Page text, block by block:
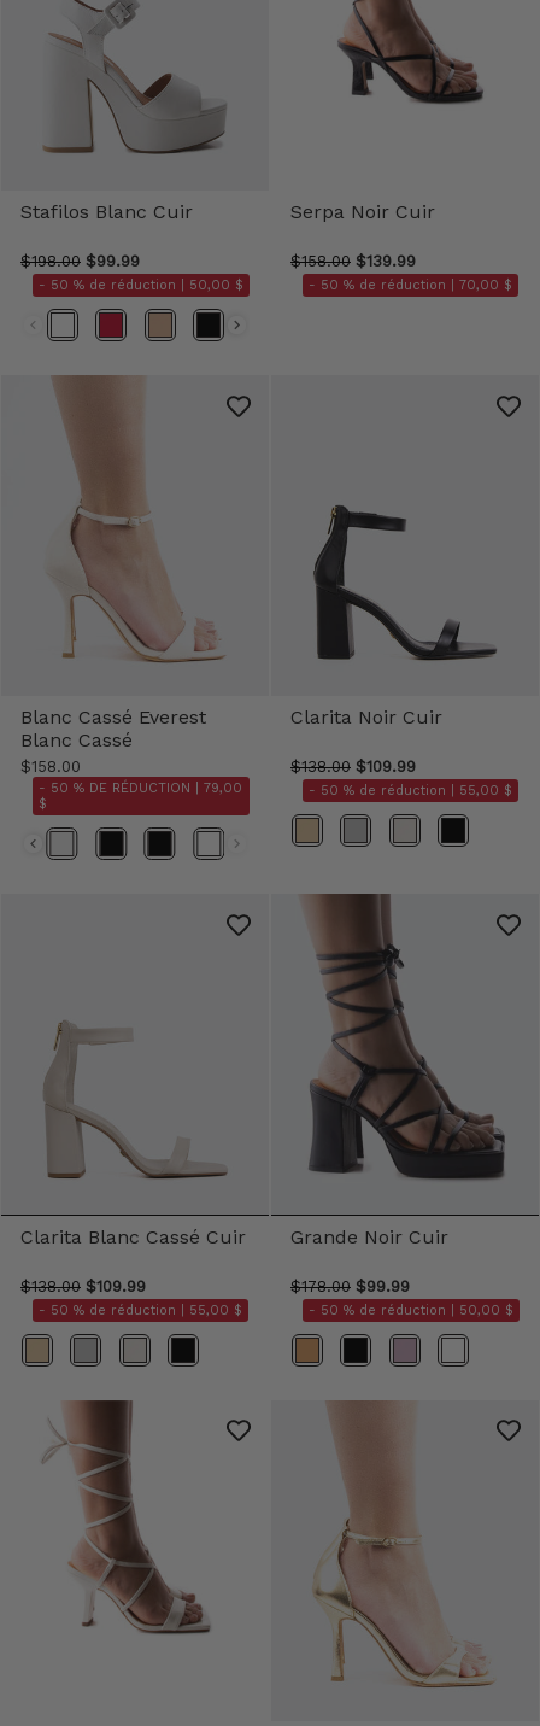
Stafilos Blanc Cuir
$198.00 $99.99
- 50 % de réduction | 50,00 $
Couleurs
Serpa Noir Cuir
$158.00 $139.99
- 50 % de réduction | 70,00 $
Blanc Cassé Everest
Blanc Cassé
$158.00
- 50 % DE RÉDUCTION |
79,00
$
Couleur
Clarita Noir Cuir
$138.00 $109.99
- 50 % de réduction | 55,00 $
Couleur
Clarita Blanc Cassé Cuir
$138.00 $109.99
- 50 % de réduction | 55,00 $
Couleur
Grande Noir Cuir
$178.00 $99.99
- 50 % de réduction | 50,00 $
Couleurs